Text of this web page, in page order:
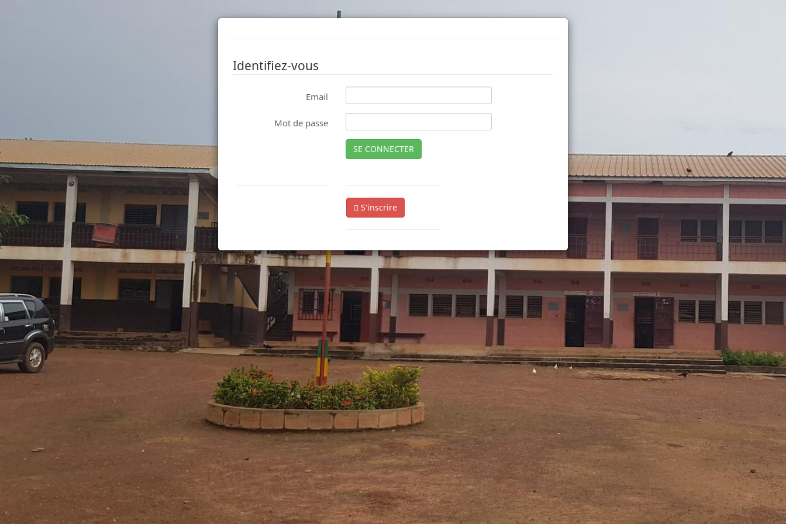
Identifiez-vous
Email
Mot de passe
SE CONNECTER
S'inscrire